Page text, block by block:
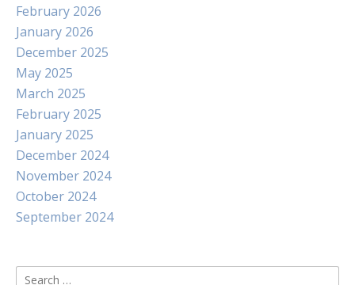
February 2026
January 2026
December 2025
May 2025
March 2025
February 2025
January 2025
December 2024
November 2024
October 2024
September 2024
Search